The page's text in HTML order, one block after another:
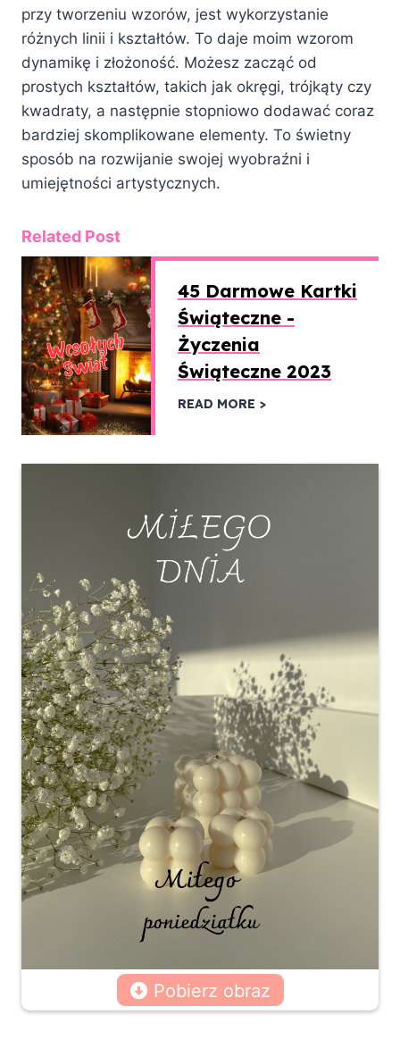
przy tworzeniu wzorów, jest wykorzystanie
różnych linii i kształtów. To daje moim wzorom
dynamikę i złożoność. Możesz zacząć od
prostych kształtów, takich jak okręgi, trójkąty czy
kwadraty, a następnie stopniowo dodawać coraz
bardziej skomplikowane elementy. To świetny
sposób na rozwijanie swojej wyobraźni i
umiejętności artystycznych.
Related Post
45 Darmowe Kartki
Świąteczne -
Życzenia
Świąteczne 2023
READ MORE
Pobierz obraz